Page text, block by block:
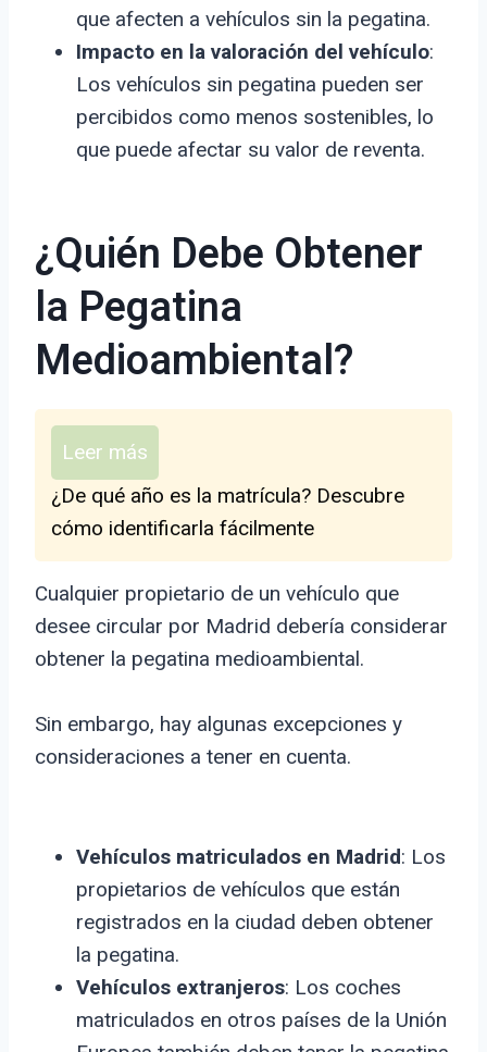
que afecten a vehículos sin la pegatina.
Impacto en la valoración del vehículo:
Los vehículos sin pegatina pueden ser
percibidos como menos sostenibles, lo
que puede afectar su valor de reventa.
¿Quién Debe Obtener
la Pegatina
Medioambiental?
Leer más
¿De qué año es la matrícula? Descubre
cómo identificarla fácilmente
Cualquier propietario de un vehículo que
desee circular por Madrid debería considerar
obtener la pegatina medioambiental.
Sin embargo, hay algunas excepciones y
consideraciones a tener en cuenta.
Vehículos matriculados en Madrid: Los
propietarios de vehículos que están
registrados en la ciudad deben obtener
la pegatina.
Vehículos extranjeros: Los coches
matriculados en otros países de la Unión